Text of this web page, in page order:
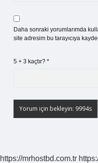
Daha sonraki yorumlarımda
site adresim bu tarayıcıya
5 + 3 kaçtır? *
https://mrhostbd.com.tr